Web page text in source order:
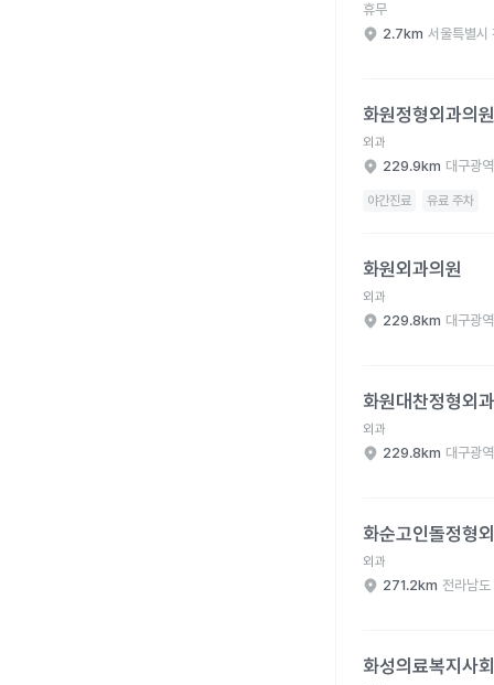
휴무
2.7km 서울특별시
화원정형외과의원
외과
229.9km 대구광
야간진료 유료 주차
화원외과의원
외과
229.8km 대구광
화원대찬정형외
외과
229.8km 대구광
화순고인돌정형
외과
271.2km 전라남
화성의료복지사